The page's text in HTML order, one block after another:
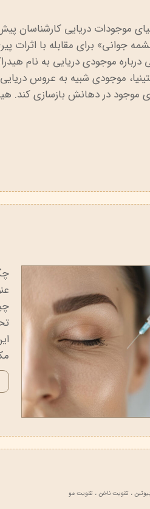
موجودات دریایی کارشناسان
جوانی» برای مقابله با اثرات
موجودی دریایی به نام
موجودی شبیه به عروس
در دهانش بازسازی کند.
بیوتین ، تقویت ناخن ، تقویت مو